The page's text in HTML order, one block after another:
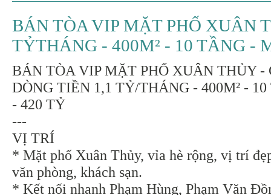
BÁN TÒA VIP MẶT PHỐ XUÂN
TỶTHÁNG - 400M² - 10 TẦNG -
BÁN TÒA VIP MẶT PHỐ XUÂN THỦY -
DÒNG TIỀN 1,1 TỶ/THÁNG - 400M² -
- 420 TỶ
---
VỊ TRÍ
* Mặt phố Xuân Thủy, vỉa hè rộng, vị trí
văn phòng, khách sạn.
* Kết nối nhanh Phạm Hùng, Phạm Văn